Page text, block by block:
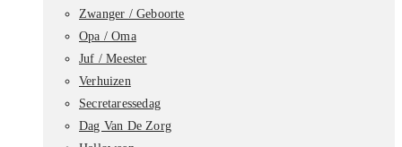
Zwanger / Geboorte
Opa / Oma
Juf / Meester
Verhuizen
Secretaressedag
Dag Van De Zorg